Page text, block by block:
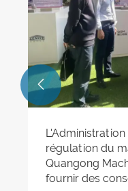
pour une
Voir plus >>
